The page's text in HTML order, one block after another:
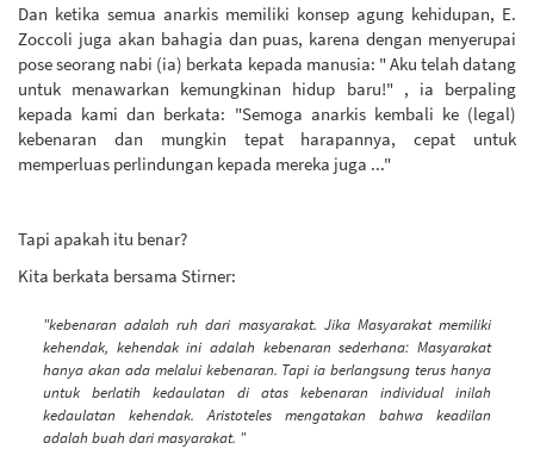
Dan ketika semua anarkis memiliki konsep agung kehidupan, E.
Zoccoli juga akan bahagia dan puas, karena dengan menyerupai
pose seorang nabi (ia) berkata kepada manusia: " Aku telah datang
untuk menawarkan kemungkinan hidup baru!" , ia berpaling
kepada kami dan berkata: "Semoga anarkis kembali ke (legal)
kebenaran dan mungkin tepat harapannya, cepat untuk
memperluas perlindungan kepada mereka juga ..."
Tapi apakah itu benar?
Kita berkata bersama Stirner:
"kebenaran adalah ruh dari masyarakat. Jika Masyarakat memiliki
kehendak, kehendak ini adalah kebenaran sederhana: Masyarakat
hanya akan ada melalui kebenaran. Tapi ia berlangsung terus hanya
untuk berlatih kedaulatan di atas kebenaran individual inilah
kedaulatan kehendak. Aristoteles mengatakan bahwa keadilan
adalah buah dari masyarakat. "